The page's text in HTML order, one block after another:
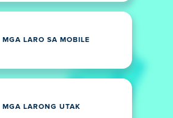
MGA LARO SA MOBILE
MGA LARONG UTAK